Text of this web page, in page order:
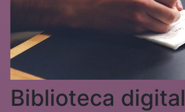
Biblioteca digital